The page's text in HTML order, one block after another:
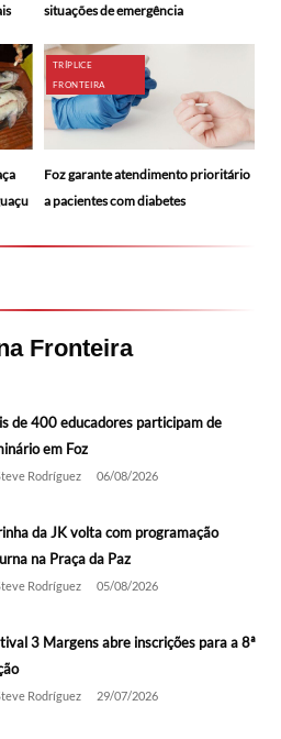
situações de emergência
TRÍPLICE
FRONTEIRA
Foz garante atendimento prioritário
a pacientes com diabetes
Fronteira
de 400 educadores participam de
em Foz
Rodríguez 06/08/2026
da JK volta com programação
na Praça da Paz
Rodríguez 05/08/2026
3 Margens abre inscrições para a 8ª
Rodríguez 29/07/2026